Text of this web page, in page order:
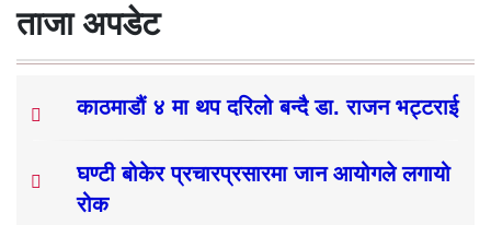
ताजा अपडेट
काठमाडौं ४ मा थप दरिलो बन्दै डा. राजन भट्टराई
घण्टी बोकेर प्रचारप्रसारमा जान आयोगले लगायो
रोक